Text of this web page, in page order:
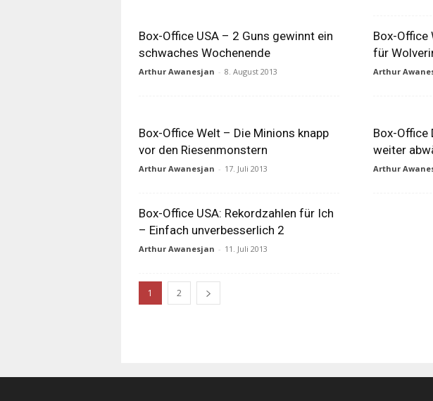
Box-Office USA – 2 Guns gewinnt ein
schwaches Wochenende
Arthur Awanesjan - 8. August 2013
Box-Office
für
Arthur
Box-Office Welt – Die Minions knapp
vor den Riesenmonstern
Arthur Awanesjan - 17. Juli 2013
Box-Office
weiter
Arthur
Box-Office USA: Rekordzahlen für Ich
– Einfach unverbesserlich 2
Arthur Awanesjan - 11. Juli 2013
1 2